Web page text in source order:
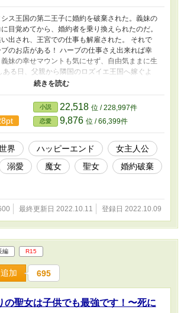
ス王国の第二王子に婚約を破棄された。義妹の
目覚めてから、婚約者を乗り換えられたのだ。
出され、王宮での仕事も解雇された。 それで
のお店がある！ ハーブの仕事さえ出来れば幸
妹の幸せマウントも気にせず、自由気ままに生
ある日、父親から隣国のロズイエ王国へ嫁ぐよ
う。しかも、そのお相手には想い人がいるよう
頼りきりでハーブを蔑ろにしていた自国に限界
ダーは、ハーブを大切にしているロズイエに希望
あ、王子様には想い人と幸せになってもらって、
としてお店をやらせてもらえば良いじゃな
、エルダーの仮初めの妻計画が始まった。 王子
ることにしたけど……？ これは、ハーブが大
く生きていきたい女の子と、相手が好きすぎてポ
ったヒーローのお話。 ※こちらのお話は、小
していたものです。
小説 22,518 位 / 228,997件
恋愛 9,876 位 / 66,399件
界 ハッピーエンド
女主人公
溺愛 魔女 聖女
婚約破棄
最終更新日 2022.10.11 登録日 2022.10.09
編 R15
加 695
の聖女は子供でも最強です！〜死に